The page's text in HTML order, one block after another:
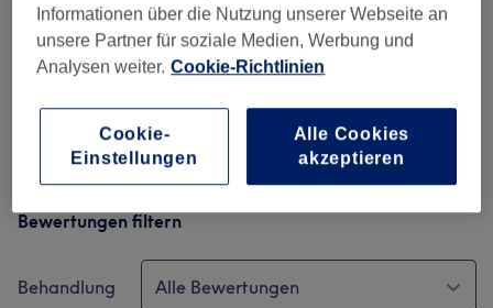
Ambiente
Sauberkeit
Bewertungen filtern
Behandlung Alle Bewertungen
Informationen über die Nutzung unserer Webseite an
unsere Partner für soziale Medien, Werbung und
Analysen weiter. Cookie-Richtlinien
Cookie-
Einstellungen
Alle Cookies
akzeptieren